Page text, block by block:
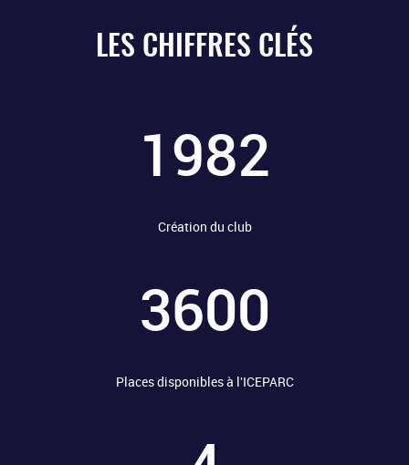
LES CHIFFRES CLÉS
1982
Création du club
3600
Places disponibles à l'ICEPARC